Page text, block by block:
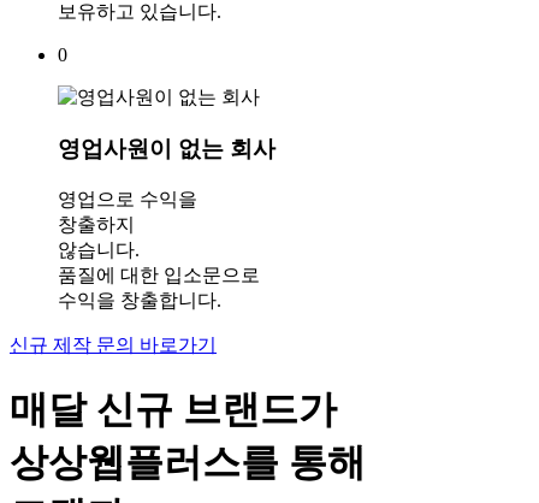
보유하고 있습니다.
0
영업사원이 없는 회사
영업으로 수익을
창출하지
않습니다.
품질에 대한 입소문으로
수익을 창출합니다.
신규 제작 문의 바로가기
매달 신규 브랜드가
상상웹플러스를 통해